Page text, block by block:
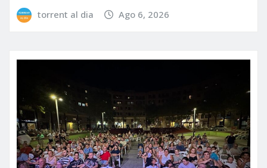
torrent al dia Ago 6, 2026